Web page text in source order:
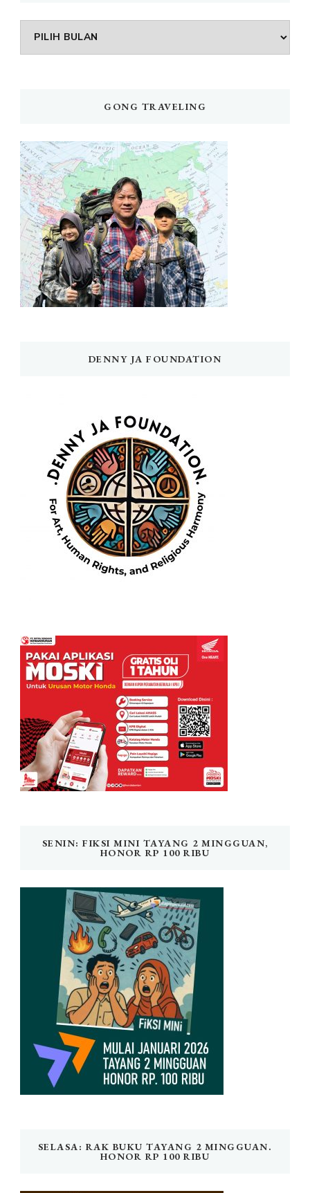
Arsip
GONG TRAVELING
DENNY JA FOUNDATION
SENIN: FIKSI MINI TAYANG 2 MINGGUAN,
HONOR RP 100 RIBU
SELASA: RAK BUKU TAYANG 2 MINGGUAN.
HONOR RP 100 RIBU